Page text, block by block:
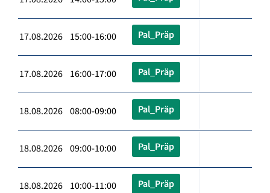
17.08.2026 15:00-16:00 Pal_Präp
17.08.2026 16:00-17:00 Pal_Präp
18.08.2026 08:00-09:00 Pal_Präp
18.08.2026 09:00-10:00 Pal_Präp
18.08.2026 10:00-11:00 Pal_Präp